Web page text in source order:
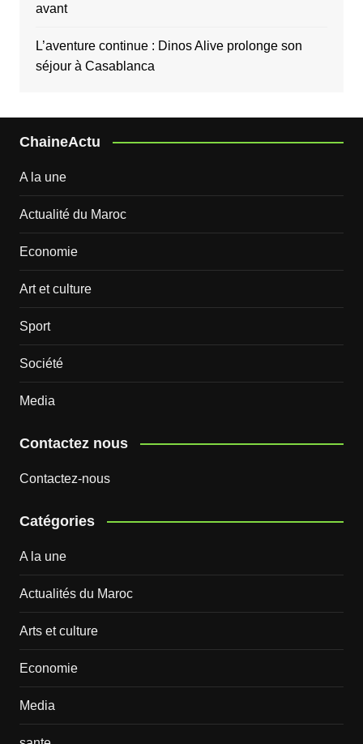
avant
L’aventure continue : Dinos Alive prolonge son
séjour à Casablanca
ChaineActu
A la une
Actualité du Maroc
Economie
Art et culture
Sport
Société
Media
Contactez nous
Contactez-nous
Catégories
A la une
Actualités du Maroc
Arts et culture
Economie
Media